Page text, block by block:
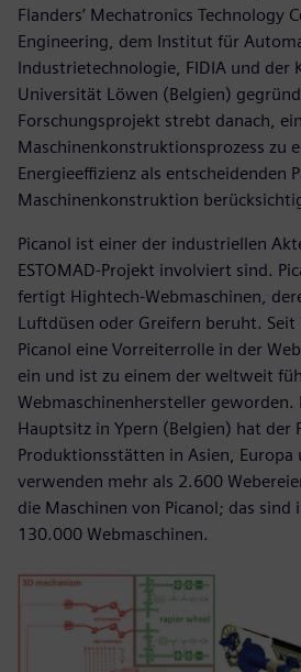
Flanders’ Mechatronics Technology
Engineering, dem Institut für
Industrietechnologie, FIDIA und der
Universität Löwen (Belgien)
Forschungsprojekt strebt danach,
Maschinenkonstruktionsprozess zu
Energieeffizienz als entscheidenden
Maschinenkonstruktion
Picanol ist einer der industriellen
ESTOMAD-Projekt involviert sind.
fertigt Hightech-Webmaschinen,
Luftdüsen oder Greifern beruht.
Picanol eine Vorreiterrolle in der
ein und ist zu einem der weltweit
Webmaschinenhersteller geworden.
Hauptsitz in Ypern (Belgien) hat der
Produktionsstätten in Asien, Europa
verwenden mehr als 2.600
die Maschinen von Picanol; das sind
130.000 Webmaschinen.